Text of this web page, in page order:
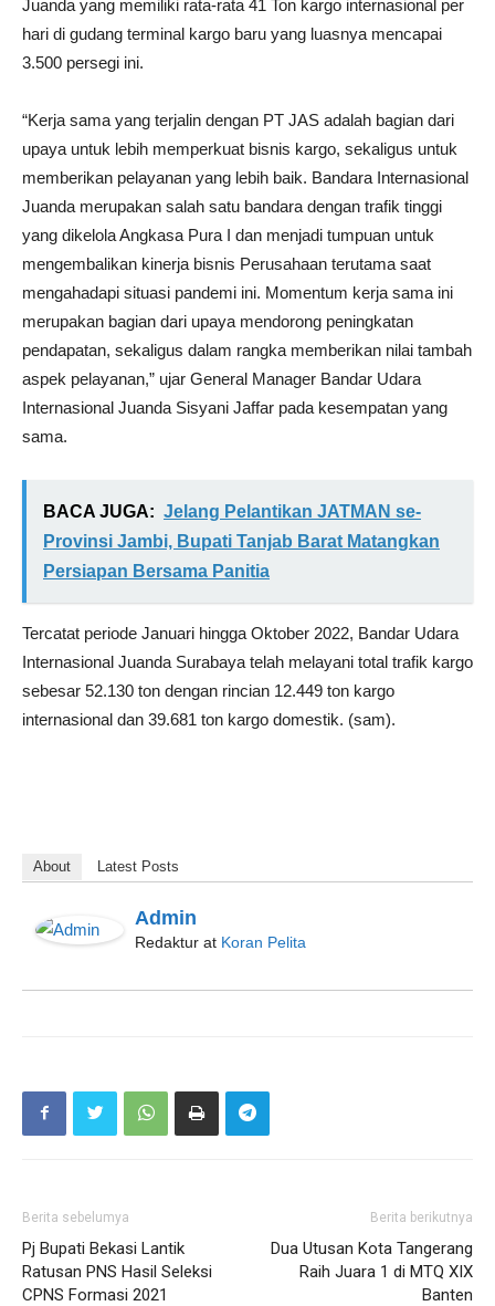
Juanda yang memiliki rata-rata 41 Ton kargo internasional per
hari di gudang terminal kargo baru yang luasnya mencapai
3.500 persegi ini.
“Kerja sama yang terjalin dengan PT JAS adalah bagian dari
upaya untuk lebih memperkuat bisnis kargo, sekaligus untuk
memberikan pelayanan yang lebih baik. Bandara Internasional
Juanda merupakan salah satu bandara dengan trafik tinggi
yang dikelola Angkasa Pura I dan menjadi tumpuan untuk
mengembalikan kinerja bisnis Perusahaan terutama saat
mengahadapi situasi pandemi ini. Momentum kerja sama ini
merupakan bagian dari upaya mendorong peningkatan
pendapatan, sekaligus dalam rangka memberikan nilai tambah
aspek pelayanan,” ujar General Manager Bandar Udara
Internasional Juanda Sisyani Jaffar pada kesempatan yang
sama.
BACA JUGA: Jelang Pelantikan JATMAN se-
Provinsi Jambi, Bupati Tanjab Barat Matangkan
Persiapan Bersama Panitia
Tercatat periode Januari hingga Oktober 2022, Bandar Udara
Internasional Juanda Surabaya telah melayani total trafik kargo
sebesar 52.130 ton dengan rincian 12.449 ton kargo
internasional dan 39.681 ton kargo domestik. (sam).
About Latest Posts
Admin
Redaktur at Koran Pelita
Berita sebelumya
Pj Bupati Bekasi Lantik
Ratusan PNS Hasil Seleksi
CPNS Formasi 2021
Berita berikutnya
Dua Utusan Kota Tangerang
Raih Juara 1 di MTQ XIX
Banten